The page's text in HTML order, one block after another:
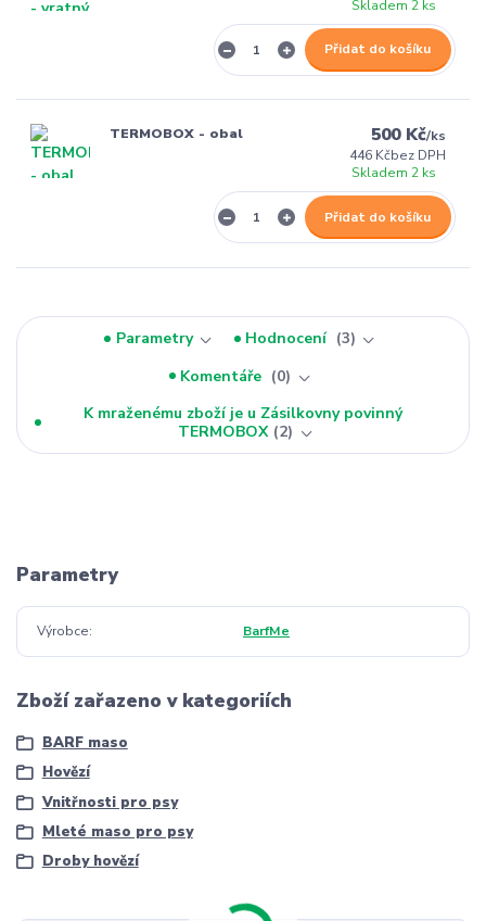
Skladem 2 ks
Přidat do košíku
TERMOBOX - obal 500 Kč/ks
446 Kčbez DPH
Skladem 2 ks
Přidat do košíku
Parametry Hodnocení
3
Komentáře
0
K mraženému zboží je u Zásilkovny povinný
TERMOBOX 2
Parametry
Výrobce BarfMe
Zboží zařazeno v kategoriích
BARF maso
Hovězí
Vnitřnosti pro psy
Mleté maso pro psy
Droby hovězí